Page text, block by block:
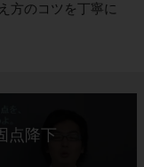
方のコツを丁寧に
点降下